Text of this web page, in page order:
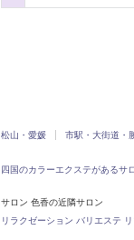
松山・愛媛 市駅・大街道・
四国のカラーエクステがあるサ
サロン 色香の近隣サロン
リラクゼーション バリエステ